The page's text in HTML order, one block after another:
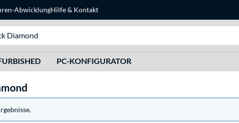
AbwicklungHilfe& Kontakt
PC-KONFIGURATOR